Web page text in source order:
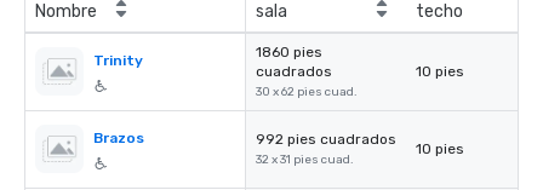
Nombre
sala
techo
Trinity
1860 pies
cuadrados
30 x 62 pies cuad.
10 pies
Brazos 992 pies cuadrados
32 x 31 pies cuad.
10 pies